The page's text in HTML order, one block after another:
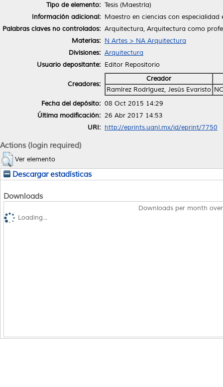
Tipo de elemento: Tesis (Maestría)
Información adicional: Maestro en ciencias con
Palabras claves no controlados: Arquitectura, Arquitectura como
Materias: N Artes > NA Arquitectura
Divisiones: Arquitectura
Usuario depositante: Editor Repositorio
Creadores:
Creador
Ramírez Rodríguez, Jesús Evaristo
Fecha del depósito: 08 Oct 2015 14:29
Última modificación: 26 Abr 2017 14:53
URI: http://eprints.uanl.mx/id/eprint/7750
Actions (login required)
Ver elemento
Descargar estadísticas
Downloads
Downloads per month
Loading...